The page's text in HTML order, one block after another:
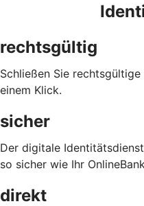
rechtsgültig
Schließen Sie
einem Klick.
sicher
Der digitale
so sicher wie Ihr
direkt